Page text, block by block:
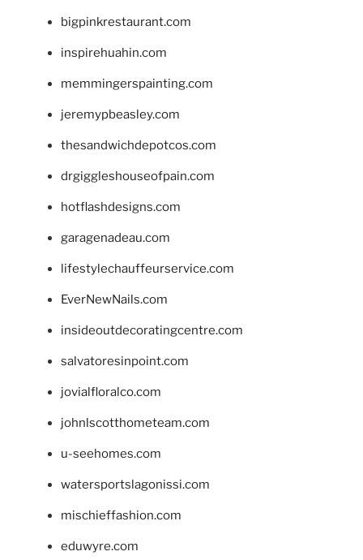
bigpinkrestaurant.com
inspirehuahin.com
memmingerspainting.com
jeremypbeasley.com
thesandwichdepotcos.com
drgiggleshouseofpain.com
hotflashdesigns.com
garagenadeau.com
lifestylechauffeurservice.com
EverNewNails.com
insideoutdecoratingcentre.com
salvatoresinpoint.com
jovialfloralco.com
johnlscotthometeam.com
u-seehomes.com
watersportslagonissi.com
mischieffashion.com
eduwyre.com